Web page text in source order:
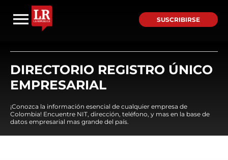
SUSCRIBIRSE
DIRECTORIO REGISTRO ÚNICO
EMPRESARIAL
¡Conozca la información esencial de cualquier empresa de
Colombia! Encuentre NIT, dirección, teléfono, y mas en la base de
datos empresarial mas grande del país.